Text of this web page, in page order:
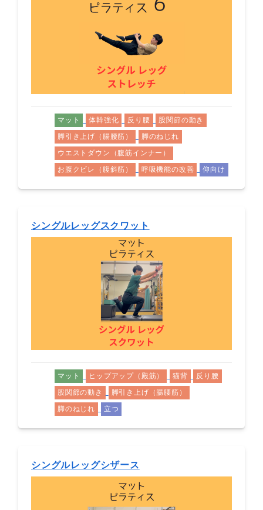
マット 体幹強化 反り腰
股関節の動き
脚引き上げ（腸腰筋）
脚のねじれ
ウエストダウン（腹筋インナー）
お腹クビレ（腹斜筋）
呼吸機能の改善 仰向け
シングルレッグスクワット
マット ヒップアップ（殿筋） 猫背
反り腰
股関節の動き
脚引き上げ（腸腰筋）
脚のねじれ
立つ
シングルレッグシザース